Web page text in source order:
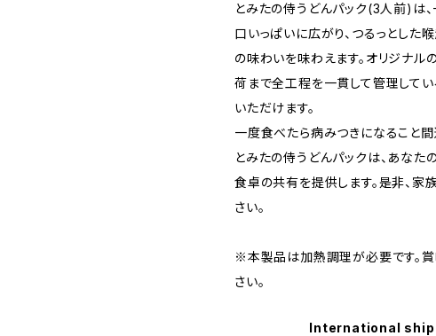
とみたの侍うどんパック(3人前)は
口いっぱいに広がり、つるっとした
の味わいを味わえます。オリジナル
荷まで全工程を一貫して管理してい
いただけます。
一度食べたら病みつきになること間
とみたの侍うどんパックは、あなた
食卓の共有を提供します。是非、家
さい。
※本製品は加熱調理が必要です。
さい。
International